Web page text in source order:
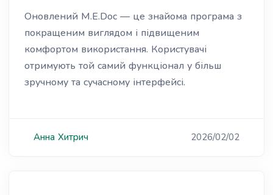
Оновлений M.E.Doc — це знайома програма з
покращеним виглядом і підвищеним
комфортом використання. Користувачі
отримують той самий функціонал у більш
зручному та сучасному інтерфейсі.
Анна Хитрич 2026/02/02